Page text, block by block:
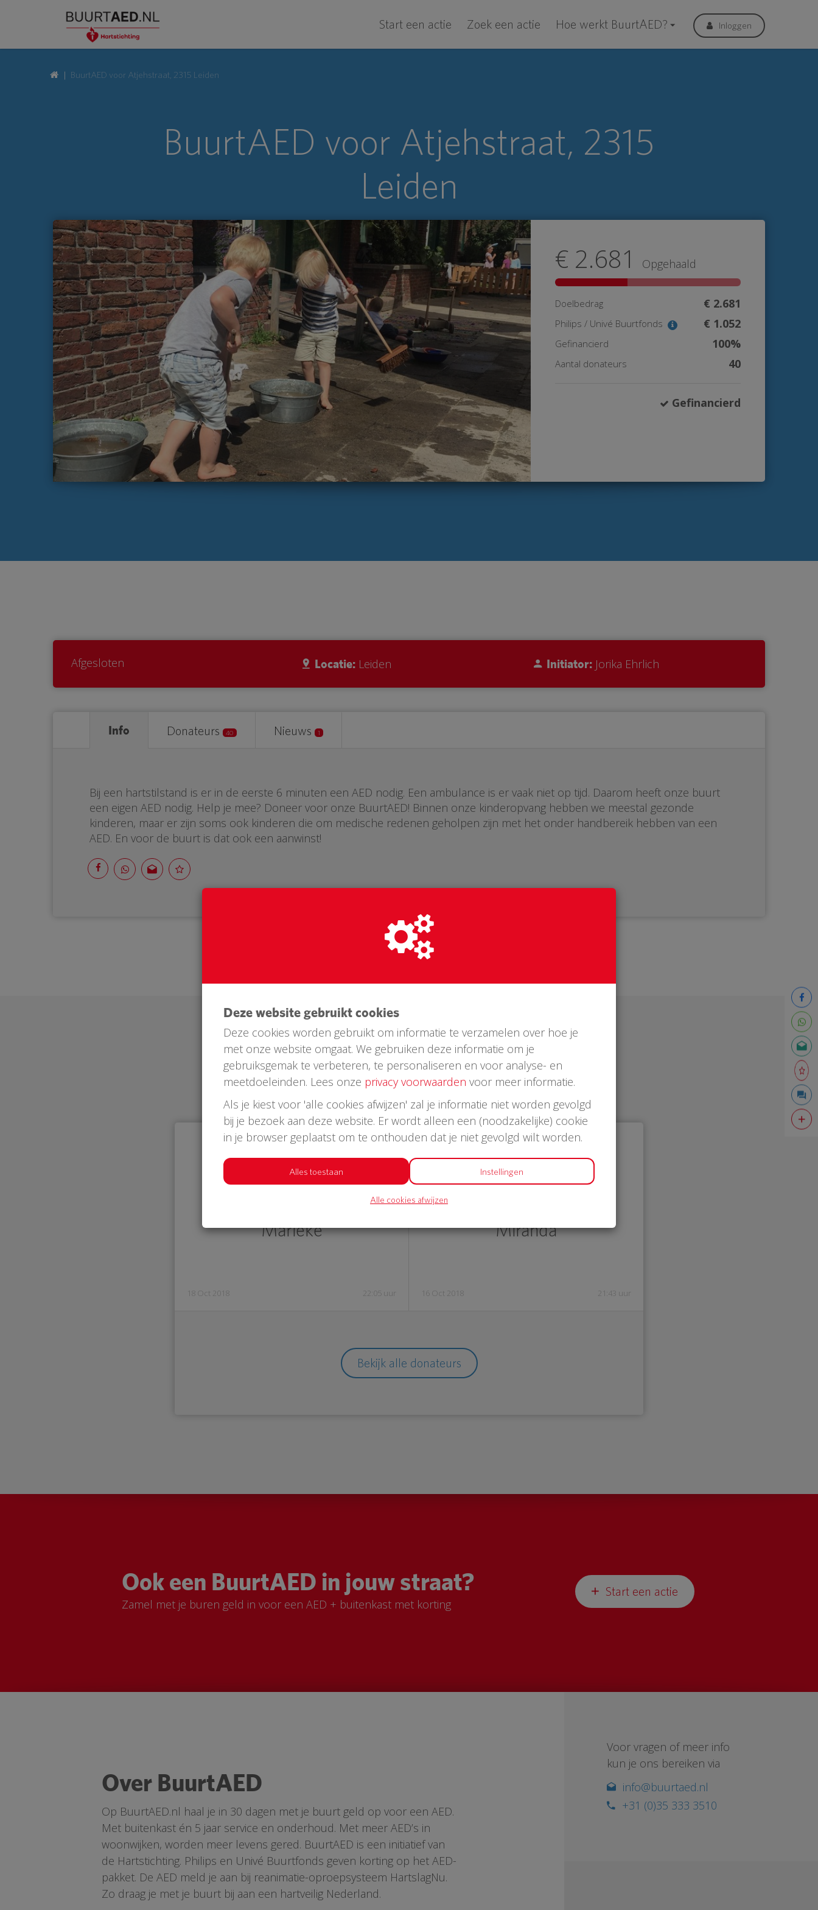
Start een actie Zoek een actie Hoe werkt BuurtAED? Inloggen
BuurtAED voor Atjehstraat, 2315 Leiden
BuurtAED voor Atjehstraat, 2315
Leiden
€ 2.681 Opgehaald
Doelbedrag € 2.681
Philips / Univé Buurtfonds € 1.052
Gefinancierd 100%
Aantal donateurs 40
Gefinancierd
Afgesloten Locatie: Leiden Initiator: Jorika Ehrlich
Info Donateurs 40 Nieuws 1
Bij een hartstilstand is er in de eerste 6 minuten een AED nodig. Een ambulance is er vaak niet op tijd. Daarom heeft onze buurt
een eigen AED nodig. Help je mee? Doneer voor onze BuurtAED! Binnen onze kinderopvang hebben we meestal gezonde
kinderen, maar er zijn soms ook kinderen die om medische redenen geholpen zijn met het onder handbereik hebben van een
AED. En voor de buurt is dat ook een aanwinst!
Laatste donaties
€ 19
Marieke
18 Oct 2018 22:05 uur
€ 25
Miranda
16 Oct 2018 21:43 uur
Bekijk alle donateurs
Ook een BuurtAED in jouw straat?
Zamel met je buren geld in voor een AED + buitenkast met korting
Start een actie
Over BuurtAED
Op BuurtAED.nl haal je in 30 dagen met je buurt geld op voor een AED.
Met buitenkast én 5 jaar service en onderhoud. Met meer AED’s in
woonwijken, worden meer levens gered. BuurtAED is een initiatief van
de Hartstichting. Philips en Univé Buurtfonds geven korting op het AED-
pakket. De AED meld je aan bij reanimatie-oproepsysteem HartslagNu.
Zo draag je met je buurt bij aan een hartveilig Nederland.
Voor vragen of meer info
kun je ons bereiken via
info@buurtaed.nl
+31 (0)35 333 3510
Deze website gebruikt cookies
Deze cookies worden gebruikt om informatie te verzamelen over hoe je
met onze website omgaat. We gebruiken deze informatie om je
gebruiksgemak te verbeteren, te personaliseren en voor analyse- en
meetdoeleinden. Lees onze privacy voorwaarden voor meer informatie.
Als je kiest voor 'alle cookies afwijzen' zal je informatie niet worden gevolgd
bij je bezoek aan deze website. Er wordt alleen een (noodzakelijke) cookie
in je browser geplaatst om te onthouden dat je niet gevolgd wilt worden.
Alles toestaan Instellingen
Alle cookies afwijzen